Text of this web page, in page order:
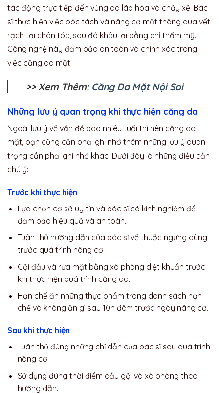
tác động trực tiếp đến vùng da lão hóa và chảy xệ. Bác
sĩ thực hiện việc bóc tách và nâng cơ mặt thông qua vết
rạch tại chân tóc, sau đó khâu lại bằng chỉ thẩm mỹ.
Công nghệ này đảm bảo an toàn và chính xác trong
việc căng da mặt.
>> Xem Thêm: Căng Da Mặt Nội Soi
Những lưu ý quan trọng khi thực hiện căng da
Ngoài lưu ý về vấn đề bao nhiêu tuổi thì nên căng da
mặt, bạn cũng cần phải ghi nhớ thêm những lưu ý quan
trọng cần phải ghi nhớ khác. Dưới đây là những điều cần
chú ý:
Trước khi thực hiện
Lựa chọn cơ sở uy tín và bác sĩ có kinh nghiệm để
đảm bảo hiệu quả và an toàn.
Tuân thủ hướng dẫn của bác sĩ về thuốc ngưng dùng
trước quá trình nâng cơ.
Gội đầu và rửa mặt bằng xà phòng diệt khuẩn trước
khi thực hiện quá trình căng da.
Hạn chế ăn những thực phẩm trong danh sách hạn
chế và không ăn gì sau 10h đêm trước ngày nâng cơ.
Sau khi thực hiện
Tuân thủ đúng những chỉ dẫn của bác sĩ sau quá trình
nâng cơ.
Sử dụng đúng thời điểm dầu gội và xà phòng theo
hướng dẫn.